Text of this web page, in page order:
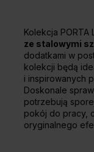
Kolekcja PORTA
ze stalowymi
dodatkami w
kolekcji będą
i inspirowanych
Doskonale
potrzebują
pokój do pracy,
oryginalnego